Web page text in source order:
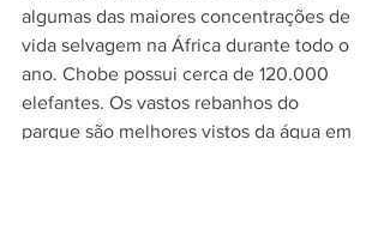
algumas das maiores concentrações de
vida selvagem na África durante todo o
ano. Chobe possui cerca de 120.000
elefantes. Os vastos rebanhos do
parque são melhores vistos da água em